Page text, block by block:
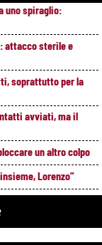
uno spiraglio:
attacco sterile e
soprattutto per la
avviati, ma il
un altro colpo
Lorenzo”
prova il jolly delle